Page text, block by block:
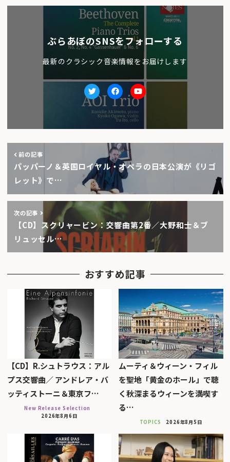
ぶらあぼのSNSをフォローする
最新のクラシック音楽情報をお届けします
TwitterfacebookYoutube
前の記事
パッパーノ＆英国ロイヤル・オペラの日本公演が《リゴ
レット》で…
次の記事
【CD】スクリャービン：交響曲第2番／大野和士＆ブ
リュッセル…
おすすめ記事
【CD】R.シュトラウス：アル
プス交響曲／ アンドレア・バ
ッティストーニ＆東京フ…
New Release Selection
2026年8月6日
ムーティ＆ウィーン・フィル
を聖地「黄金のホール」で聴
く秋深まるウィーンを満喫す
る…
TOPICS 2026年8月5日